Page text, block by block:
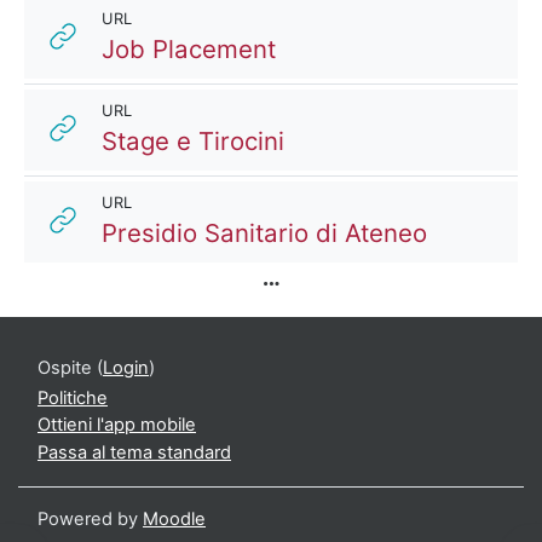
URL
Job PlacementURL
URL
Stage e Tirocini
URL
Presidio Sanitario di Ateneo
Ospite (Login)
Politiche
Ottieni l'app mobile
Passa al tema standard
Powered by Moodle